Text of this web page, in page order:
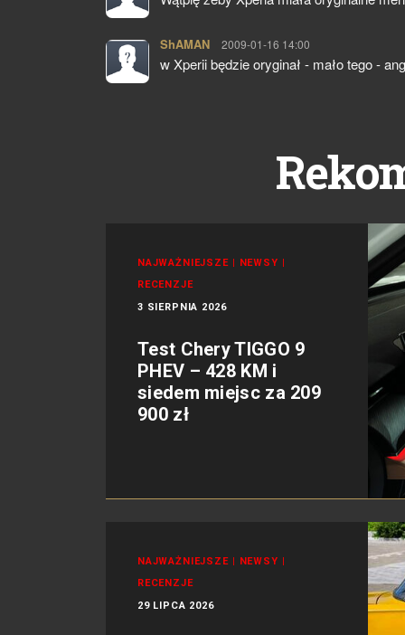
ShAMAN pisze:
2009-01-16 14:00
w Xperii będzie oryginał - mało tego -
NAJWAŻNIEJSZE | NEWSY |
RECENZJE
3 SIERPNIA 2026
Test Chery TIGGO 9
PHEV – 428 KM i
siedem miejsc za 209
900 zł
NAJWAŻNIEJSZE | NEWSY |
RECENZJE
29 LIPCA 2026